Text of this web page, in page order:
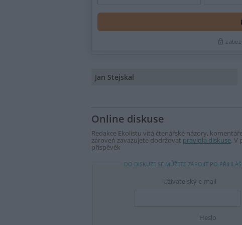
Jan Stejskal
Online diskuse
Redakce Ekolistu vítá čtenářské názory,
zároveň zavazujete dodržovat pravidla diskuse. V
příspěvěk
DO DISKUZE SE MŮŽETE ZAPOJIT PO
Uživatelský e-mail
Heslo